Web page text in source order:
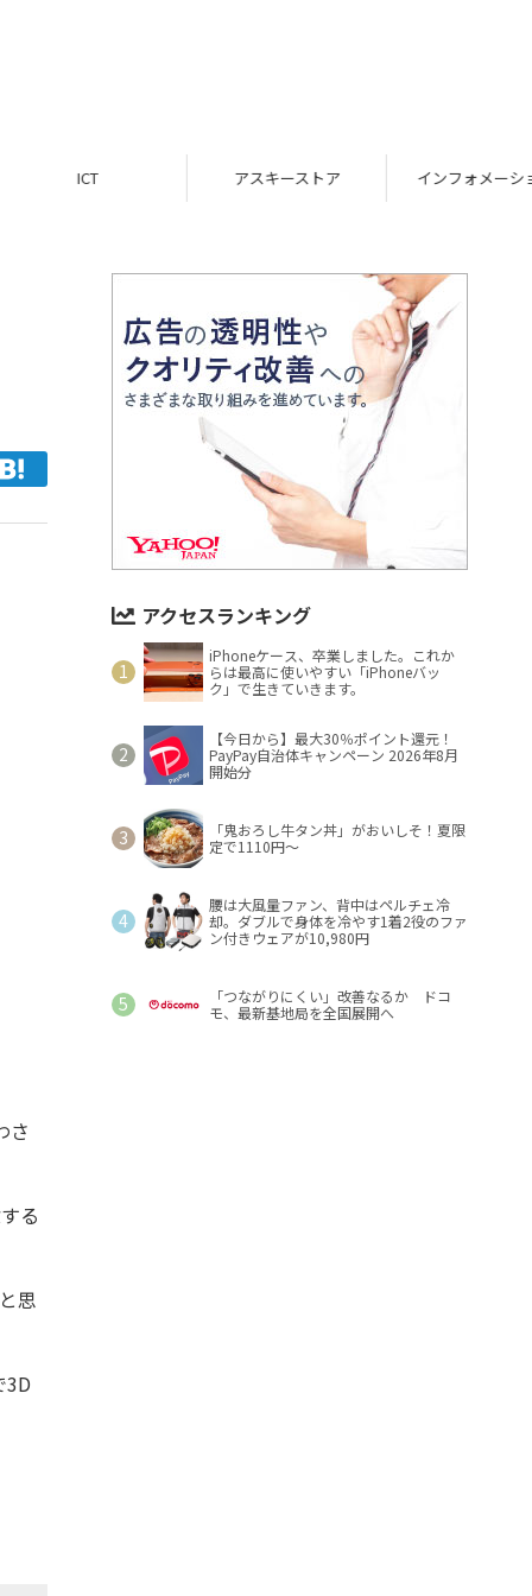
アスキーストア インフォメーション
さ
る
思
アクセスランキング
iPhoneケース、卒業しました。これか
らは最高に使いやすい「iPhoneバッ
ク」で生きていきます。
【今日から】最大30％ポイント還元！
PayPay自治体キャンペーン 2026年8月
開始分
「鬼おろし牛タン丼」がおいしそ！夏限
定で1110円～
腰は大風量ファン、背中はペルチェ冷
却。ダブルで身体を冷やす1着2役のファ
ン付きウェアが10,980円
「つながりにくい」改善なるか ドコ
モ、最新基地局を全国展開へ